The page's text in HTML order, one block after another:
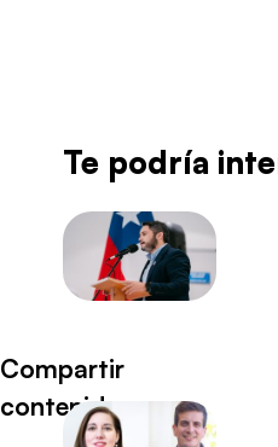
Compartir
contenido
Te podría